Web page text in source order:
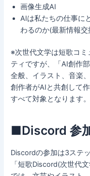
画像生成AI
AIは私たちの仕事に
わるのか(最新情報交
※次世代文学は短歌コ
ティですが、「AI創作
全般、イラスト、音楽
創作者がAIと共創して
すべて対象となります。
■Discord 参
Discordの参加は3ステ
「短歌Discord(次世代